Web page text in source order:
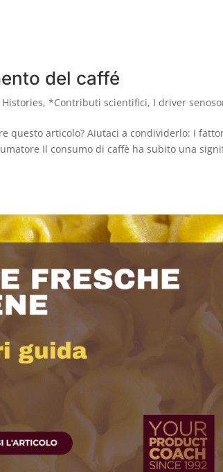
del caffé
,*Contributi scientifici, I driver
questo articolo? Aiutaci a condividerlo: I
Il consumo di caffè ha subito una